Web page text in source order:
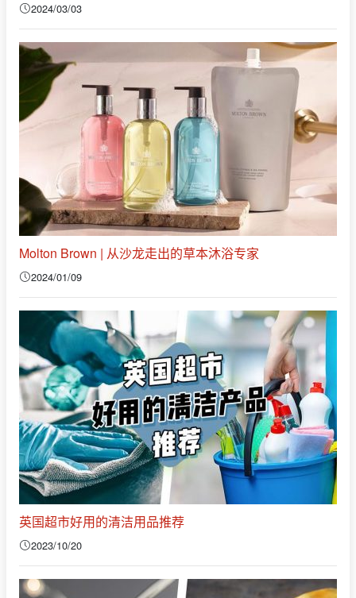
2024/03/03
Molton Brown | 从沙龙走出的草本沐浴专家
2024/01/09
英国超市好用的清洁用品推荐
2023/10/20